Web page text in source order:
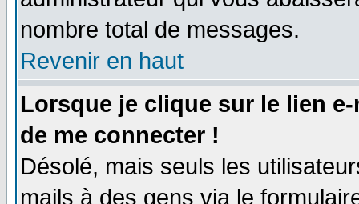
nombre total de messages.
Revenir en haut
Lorsque je clique sur le lien
de me connecter !
Désolé, mais seuls les
mails à des gens via le